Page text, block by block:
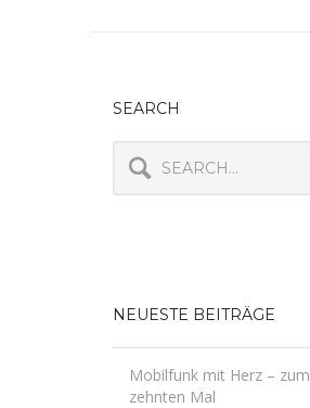
SEARCH
NEUESTE BEITRÄGE
Mobilfunk mit Herz – zum
zehnten Mal